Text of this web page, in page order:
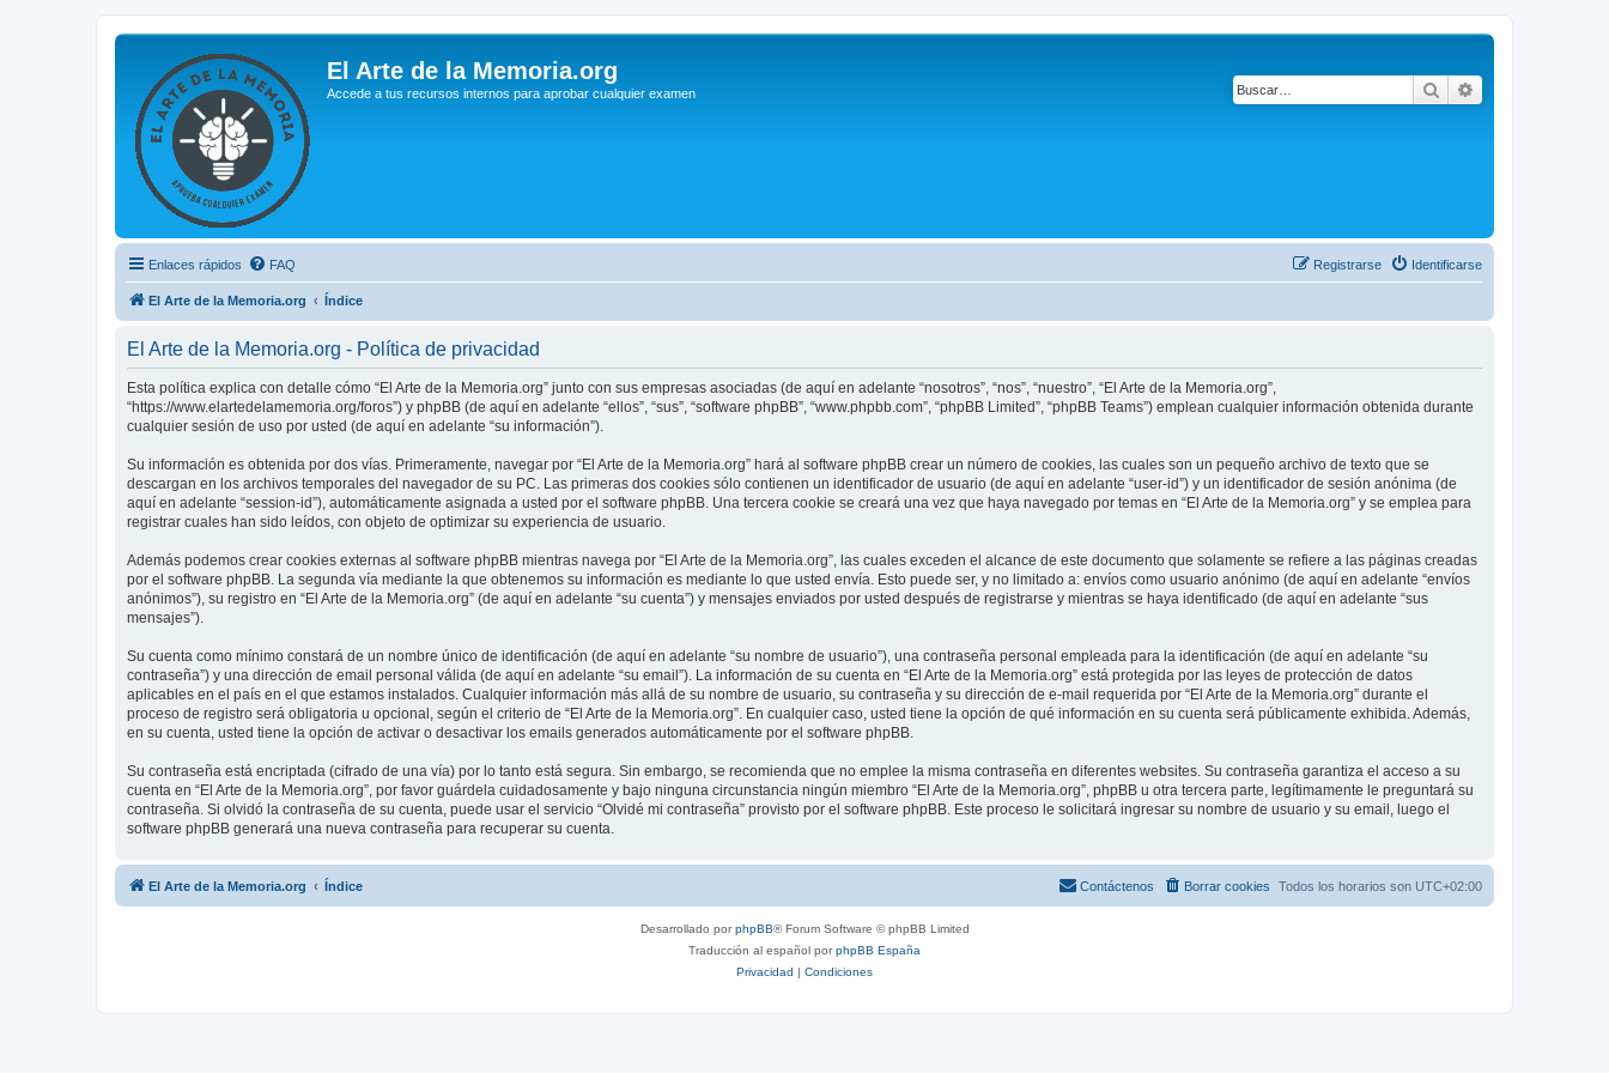
El Arte de la Memoria.org
Accede a tus recursos internos para aprobar cualquier examen Buscar
Enlaces rápidos FAQ Identificarse
Registrarse
El Arte de la Memoria.org Índice
El Arte de la Memoria.org - Política de privacidad
Esta política explica con detalle cómo “El Arte de la Memoria.org” junto con sus empresas asociadas (de aquí en adelante “nosotros”, “nos”, “nuestro”, “El Arte de la Memoria.org”,
“https://www.elartedelamemoria.org/foros”) y phpBB (de aquí en adelante “ellos”, “sus”, “software phpBB”, “www.phpbb.com”, “phpBB Limited”, “phpBB Teams”) emplean cualquier información obtenida durante
cualquier sesión de uso por usted (de aquí en adelante “su información”).
Su información es obtenida por dos vías. Primeramente, navegar por “El Arte de la Memoria.org” hará al software phpBB crear un número de cookies, las cuales son un pequeño archivo de texto que se
descargan en los archivos temporales del navegador de su PC. Las primeras dos cookies sólo contienen un identificador de usuario (de aquí en adelante “user-id”) y un identificador de sesión anónima (de
aquí en adelante “session-id”), automáticamente asignada a usted por el software phpBB. Una tercera cookie se creará una vez que haya navegado por temas en “El Arte de la Memoria.org” y se emplea para
registrar cuales han sido leídos, con objeto de optimizar su experiencia de usuario.
Además podemos crear cookies externas al software phpBB mientras navega por “El Arte de la Memoria.org”, las cuales exceden el alcance de este documento que solamente se refiere a las páginas creadas
por el software phpBB. La segunda vía mediante la que obtenemos su información es mediante lo que usted envía. Esto puede ser, y no limitado a: envíos como usuario anónimo (de aquí en adelante “envíos
anónimos”), su registro en “El Arte de la Memoria.org” (de aquí en adelante “su cuenta”) y mensajes enviados por usted después de registrarse y mientras se haya identificado (de aquí en adelante “sus
mensajes”).
Su cuenta como mínimo constará de un nombre único de identificación (de aquí en adelante “su nombre de usuario”), una contraseña personal empleada para la identificación (de aquí en adelante “su
contraseña”) y una dirección de email personal válida (de aquí en adelante “su email”). La información de su cuenta en “El Arte de la Memoria.org” está protegida por las leyes de protección de datos
aplicables en el país en el que estamos instalados. Cualquier información más allá de su nombre de usuario, su contraseña y su dirección de e-mail requerida por “El Arte de la Memoria.org” durante el
proceso de registro será obligatoria u opcional, según el criterio de “El Arte de la Memoria.org”. En cualquier caso, usted tiene la opción de qué información en su cuenta será públicamente exhibida. Además,
en su cuenta, usted tiene la opción de activar o desactivar los emails generados automáticamente por el software phpBB.
Su contraseña está encriptada (cifrado de una vía) por lo tanto está segura. Sin embargo, se recomienda que no emplee la misma contraseña en diferentes websites. Su contraseña garantiza el acceso a su
cuenta en “El Arte de la Memoria.org”, por favor guárdela cuidadosamente y bajo ninguna circunstancia ningún miembro “El Arte de la Memoria.org”, phpBB u otra tercera parte, legítimamente le preguntará su
contraseña. Si olvidó la contraseña de su cuenta, puede usar el servicio “Olvidé mi contraseña” provisto por el software phpBB. Este proceso le solicitará ingresar su nombre de usuario y su email, luego el
software phpBB generará una nueva contraseña para recuperar su cuenta.
El Arte de la Memoria.org Índice Todos los horarios son UTC+02:00
Borrar cookies
Contáctenos
Desarrollado porphpBB® Forum Software © phpBB Limited
Traducción al español porphpBB España
Privacidad | Condiciones